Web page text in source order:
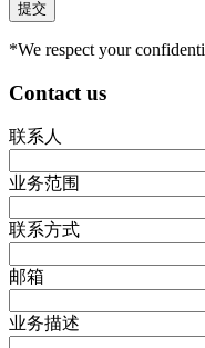
*We respect your
Contact us
联系人
业务范围
联系方式
邮箱
业务描述